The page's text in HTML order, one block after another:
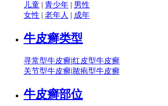
儿童 | 青少年 | 男性
女性 | 老年人 | 成年
牛皮癣类型
寻常型牛皮癣|红皮型牛皮癣
关节型牛皮癣|脓疱型牛皮癣
牛皮癣部位